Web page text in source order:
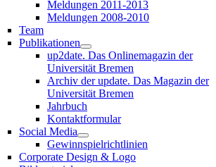
Meldungen 2011-2013
Meldungen 2008-2010
Team
Publikationen
up2date. Das Onlinemagazin der
Universität Bremen
Archiv der update. Das Magazin der
Universität Bremen
Jahrbuch
Kontaktformular
Social Media
Gewinnspielrichtlinien
Corporate Design & Logo